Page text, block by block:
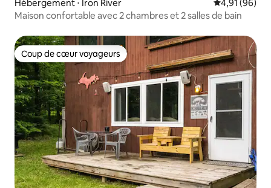
Hébergement ⋅ Iron River Évaluation
4,91 (96)
Maison confortable avec 2 chambres et 2 salles de bain
Coup de cœur voyageurs
Coup de cœur voyageurs